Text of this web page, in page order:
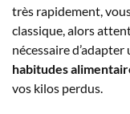
très rapidement,
classique, alors
nécessaire
habitudes
vos kilos perdus.